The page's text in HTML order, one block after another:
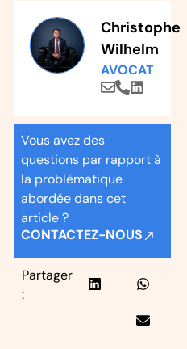
Christophe
Wilhelm
AVOCAT
Vous avez des
questions par rapport à
la problématique
abordée dans cet
article ?
CONTACTEZ-NOUS
Partager
: